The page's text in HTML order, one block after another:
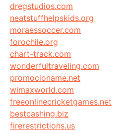
dregstudios.com
neatstuffhelpskids.org
moraessoccer.com
forochile.org
chart-track.com
wonderfultraveling.com
promocioname.net
wimaxworld.com
freeonlinecricketgames.net
bestcashing.biz
firerestrictions.us